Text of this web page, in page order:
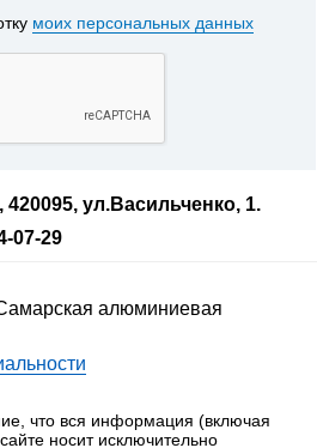
моих персональных данных
420095, ул.Васильченко, 1.
07-29
алюминиевая
что вся информация (включая
носит исключительно